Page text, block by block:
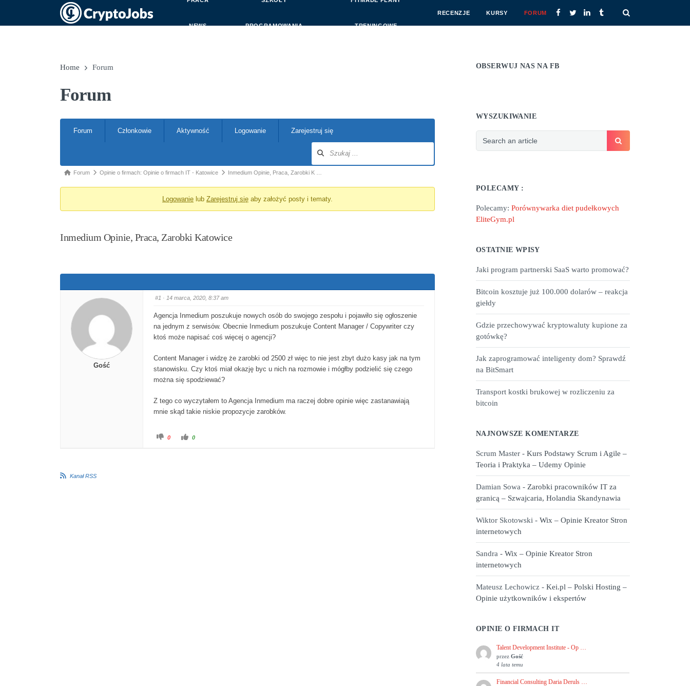
NEWS PROGRAMOWANIA TRENINGOWE
RECENZJE KURSY FORUM
Home Forum
Forum
Forum
Członkowie Aktywność Logowanie Zarejestruj się
Ścieżka forum - jesteś tutaj:
Forum Opinie o firmach: Opinie o firmach IT - Katowice Inmedium Opinie, Praca, Zarobki K …
Logowanie lub Zarejestruj się aby założyć posty i tematy.
Inmedium Opinie, Praca, Zarobki Katowice
Gość
#1 · 14 marca, 2020, 8:37 am
Agencja Inmedium poszukuje nowych osób do swojego zespołu i pojawiło się ogłoszenie
na jednym z serwisów. Obecnie Inmedium poszukuje Content Manager / Copywriter czy
ktoś może napisać coś więcej o agencji?
Content Manager i widzę że zarobki od 2500 zł więc to nie jest zbyt dużo kasy jak na tym
stanowisku. Czy ktoś miał okazję byc u nich na rozmowie i mógłby podzielić się czego
można się spodziewać?
Z tego co wyczytałem to Agencja Inmedium ma raczej dobre opinie więc zastanawiają
mnie skąd takie niskie propozycje zarobków.
Kliknij dla kciuka w dół.
0 Kliknij dla kciuka w górę.
0
Kanał RSS
OBSERWUJ NAS NA FB
WYSZUKIWANIE
POLECAMY :
Polecamy: Porównywarka diet pudełkowych
EliteGym.pl
OSTATNIE WPISY
Jaki program partnerski SaaS warto promować?
Bitcoin kosztuje już 100.000 dolarów – reakcja
giełdy
Gdzie przechowywać kryptowaluty kupione za
gotówkę?
Jak zaprogramować inteligenty dom? Sprawdź
na BitSmart
Transport kostki brukowej w rozliczeniu za
bitcoin
NAJNOWSZE KOMENTARZE
Scrum Master - Kurs Podstawy Scrum i Agile –
Teoria i Praktyka – Udemy Opinie
Damian Sowa - Zarobki pracowników IT za
granicą – Szwajcaria, Holandia Skandynawia
Wiktor Skotowski - Wix – Opinie Kreator Stron
internetowych
Sandra - Wix – Opinie Kreator Stron
internetowych
Mateusz Lechowicz - Kei.pl – Polski Hosting –
Opinie użytkowników i ekspertów
OPINIE O FIRMACH IT
Talent Development Institute - Op …
przez Gość
4 lata temu
Financial Consulting Daria Deruls …